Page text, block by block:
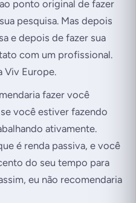
ponto original de fazer
pesquisa. Mas depois
e depois de fazer sua
com um profissional.
Viv Europe.
fazer você
você estiver fazendo
ativamente.
é renda passiva, e você
do seu tempo para
eu não recomendaria